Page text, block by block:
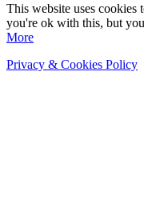
This website uses cookies
you're ok with this, but
More
Privacy & Cookies Policy